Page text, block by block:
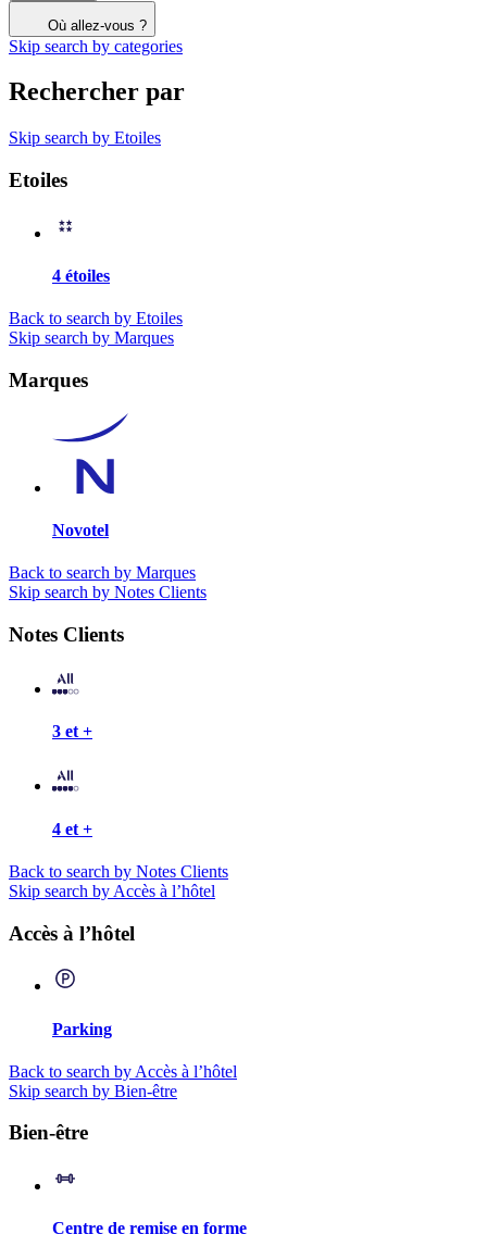
Où allez-vous ?
Skip search by categories
Rechercher par
Skip search by Etoiles
Etoiles
4 étoiles
Back to search by Etoiles
Skip search by Marques
Marques
Novotel
Back to search by Marques
Skip search by Notes Clients
Notes Clients
3 et +
4 et +
Back to search by Notes Clients
Skip search by Accès à l’hôtel
Accès à l’hôtel
Parking
Back to search by Accès à l’hôtel
Skip search by Bien-être
Bien-être
Centre de remise en forme